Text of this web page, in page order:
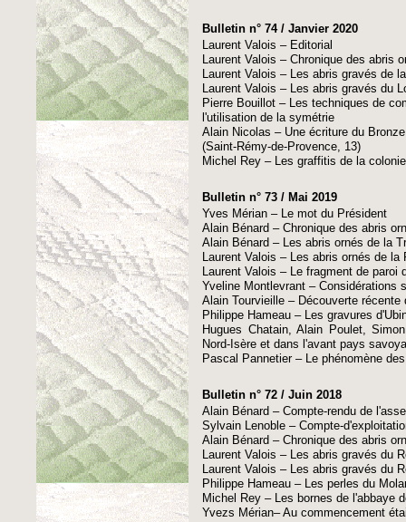
Bulletin n° 74 / Janvier 2020
Laurent Valois – Editorial
Laurent Valois – Chronique des abris
Laurent Valois – Les abris gravés de
Laurent Valois – Les abris gravés du
Pierre Bouillot – Les techniques de
l'utilisation de la symétrie
Alain Nicolas – Une écriture du
(Saint-Rémy-de-Provence, 13)
Michel Rey – Les graffitis de la
Bulletin n° 73 / Mai 2019
Yves Mérian – Le mot du Président
Alain Bénard – Chronique des abris
Alain Bénard – Les abris ornés de la
Laurent Valois – Les abris ornés de
Laurent Valois – Le fragment de
Yveline Montlevrant – Considérations
Alain Tourvieille – Découverte
Philippe Hameau – Les gravures
Hugues Chatain, Alain Poulet,
Nord-Isère et dans l'avant pays
Pascal Pannetier – Le phénomène
Bulletin n° 72 / Juin 2018
Alain Bénard – Compte-rendu de
Sylvain Lenoble – Compte-
Alain Bénard – Chronique des abris
Laurent Valois – Les abris gravés du
Laurent Valois – Les abris gravés du
Philippe Hameau – Les perles du
Michel Rey – Les bornes de l'abbaye
Yvezs Mérian– Au commencement